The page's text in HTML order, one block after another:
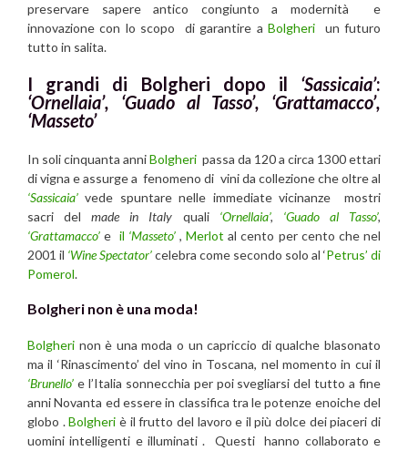
preservare sapere antico congiunto a modernità e
innovazione con lo scopo di garantire a Bolgheriun futuro
tutto in salita.
I grandi di Bolgheri dopo il ‘Sassicaia’:
‘Ornellaia’, ‘Guado al Tasso’, ‘Grattamacco’,
‘Masseto’
In soli cinquanta anniBolgheri passa da 120 a circa 1300 ettari
di vigna e assurge a fenomeno di vini da collezione che oltre al
‘Sassicaia’ vede spuntare nelle immediate vicinanze mostri
sacri delmade in Italy quali ‘Ornellaia’, ‘Guado al Tasso’,
‘Grattamacco’ e il ‘Masseto’,Merlot al cento per cento che nel
2001 il ‘Wine Spectator’celebra come secondo solo al ‘Petrus’ di
Pomerol.
Bolgheri non è una moda!
Bolgheri non è una moda o un capriccio di qualche blasonato
ma il ‘Rinascimento’ del vino in Toscana, nel momento in cui il
‘Brunello’ e l’Italia sonnecchia per poi svegliarsi del tutto a fine
anni Novanta ed essere in classifica tra le potenze enoiche del
globo .Bolgheri è il frutto del lavoro e il più dolce dei piaceri di
uomini intelligenti e illuminati . Questi hanno collaborato e